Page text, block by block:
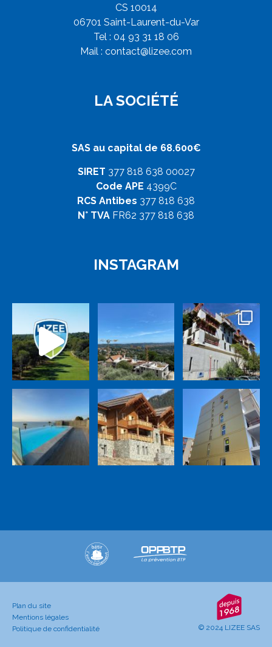
CS 10014
06701 Saint-Laurent-du-Var
Tel : 04 93 31 18 06
Mail : contact@lizee.com
LA SOCIÉTÉ
SAS au capital de 68.600€
SIRET 377 818 638 00027
Code APE 4399C
RCS Antibes 377 818 638
N° TVA FR62 377 818 638
INSTAGRAM
Plan du site
Mentions légales
Politique de confidentialité
© 2024 LIZEE SAS